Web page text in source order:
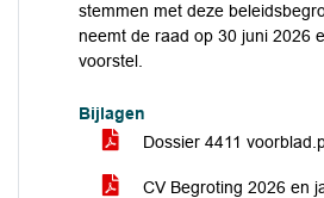
stemmen met deze
neemt de raad op 30 juni 2026
voorstel.
Bijlagen
Dossier 4411
CV Begroting 2026 en